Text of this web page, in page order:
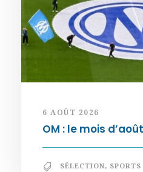
6 AOÛT 2026
OM : le mois
SÉLECTION, SPORTS